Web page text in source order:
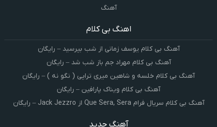
آهنگ
اهنگ بی کلام
آهنگ بی کلام یوسف زمانی از شب بپرسید – رایگان
آهنگ بی کلام مهراد جم باز شب شد – رایگان
آهنگ بی کلام خلسه و شاهین میری تراپی ( نگو نه ) – رایگان
آهنگ بی کلام ویناک پارافین – رایگان
آهنگ بی کلام سریال فرام Que Sera, Sera از Jack Jezzro – رایگان
آهنگ جدید